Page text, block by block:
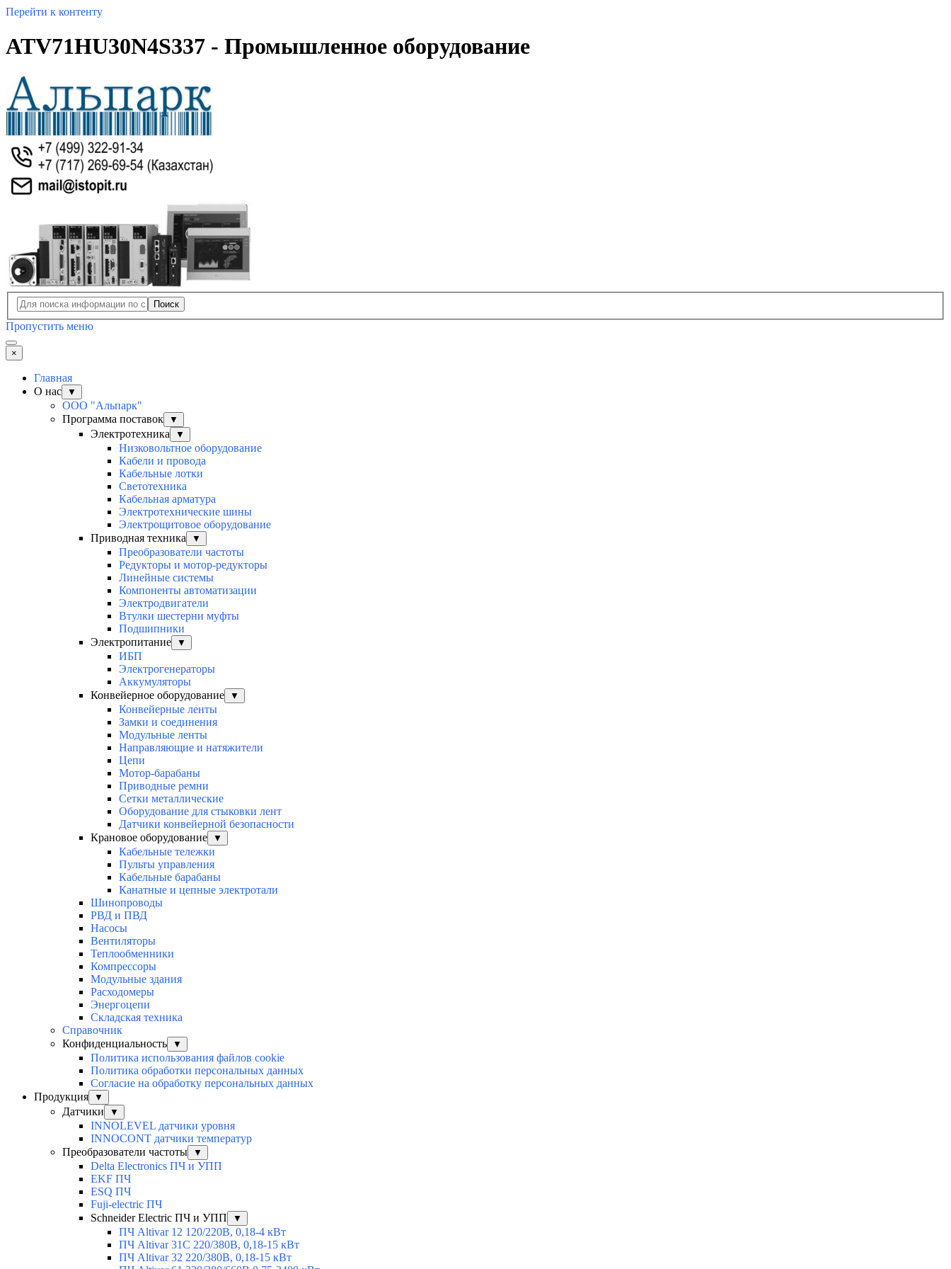
Перейти к контенту
ATV71HU30N4S337 - Промышленное оборудование
Поиск
Пропустить меню
×
Главная
О нас
▼
ООО "Альпарк"
Программа поставок
▼
Электротехника ▼
Низковольтное оборудование
Кабели и провода
Кабельные лотки
Светотехника
Кабельная арматура
Электротехнические шины
Электрощитовое оборудование
Приводная техника
▼
Преобразователи частоты
Редукторы и мотор-редукторы
Линейные системы
Компоненты автоматизации
Электродвигатели
Втулки шестерни муфты
Подшипники
Электропитание
▼
ИБП
Электрогенераторы
Аккумуляторы
Конвейерное оборудование
▼
Конвейерные ленты
Замки и соединения
Модульные ленты
Направляющие и натяжители
Цепи
Мотор-барабаны
Приводные ремни
Сетки металлические
Оборудование для стыковки лент
Датчики конвейерной безопасности
Крановое оборудование
▼
Кабельные тележки
Пульты управления
Кабельные барабаны
Канатные и цепные электротали
Шинопроводы
РВД и ПВД
Насосы
Вентиляторы
Теплообменники
Компрессоры
Модульные здания
Расходомеры
Энергоцепи
Складская техника
Справочник
Конфиденциальность
▼
Политика использования файлов cookie
Политика обработки персональных данных
Согласие на обработку персональных данных
Продукция
▼
Датчики ▼
INNOLEVEL датчики уровня
INNOCONT датчики температур
Преобразователи частоты
▼
Delta Electronics ПЧ и УПП
EKF ПЧ
ESQ ПЧ
Fuji-electric ПЧ
Schneider Electric ПЧ и УПП
▼
ПЧ Altivar 12 120/220В, 0,18-4 кВт
ПЧ Altivar 31C 220/380В, 0,18-15 кВт
ПЧ Altivar 32 220/380В, 0,18-15 кВт